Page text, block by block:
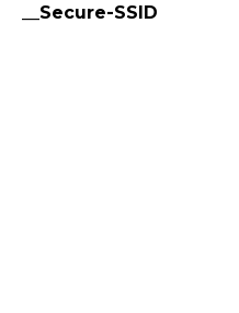
__Secure-SSID